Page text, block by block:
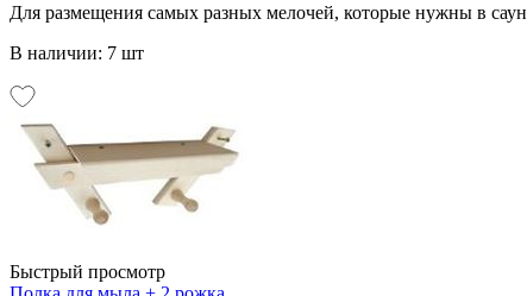
Для размещения самых разных мелочей, которые нужны в
В наличии: 7 шт
Быстрый просмотр